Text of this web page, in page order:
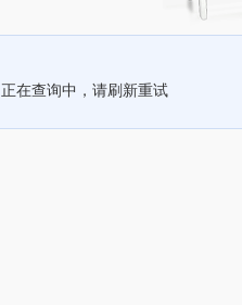
正在查询中，请刷新重试